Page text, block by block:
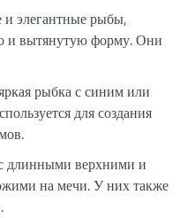
элегантные рыбы,
и вытянутую форму. Они
рыбка с синим или
для создания
длинными верхними и
на мечи. У них также